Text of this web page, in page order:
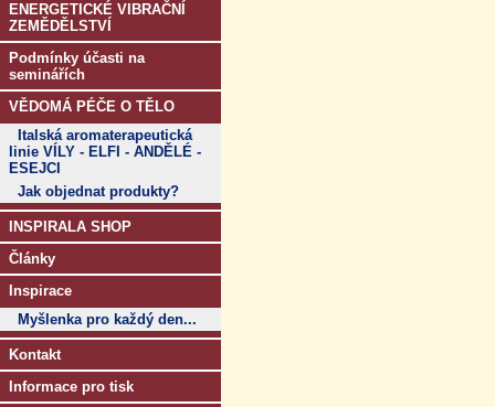
ENERGETICKÉ VIBRAČNÍ
ZEMĚDĚLSTVÍ
Podmínky účasti na
seminářích
VĚDOMÁ PÉČE O TĚLO
Italská aromaterapeutická
linie VÍLY - ELFI - ANDĚLÉ -
ESEJCI
Jak objednat produkty?
INSPIRALA SHOP
Články
Inspirace
Myšlenka pro každý den...
Kontakt
Informace pro tisk